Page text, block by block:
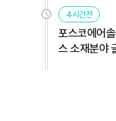
4시간전
포스코에어
스 소재분야